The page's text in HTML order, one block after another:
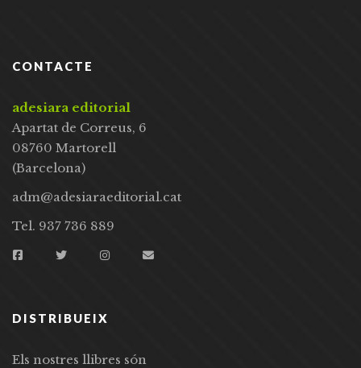
CONTACTE
adesiara editorial
Apartat de Correus, 6
08760 Martorell
(Barcelona)
adm@adesiaraeditorial.cat
Tel. 937 736 889
DISTRIBUEIX
Els nostres llibres són